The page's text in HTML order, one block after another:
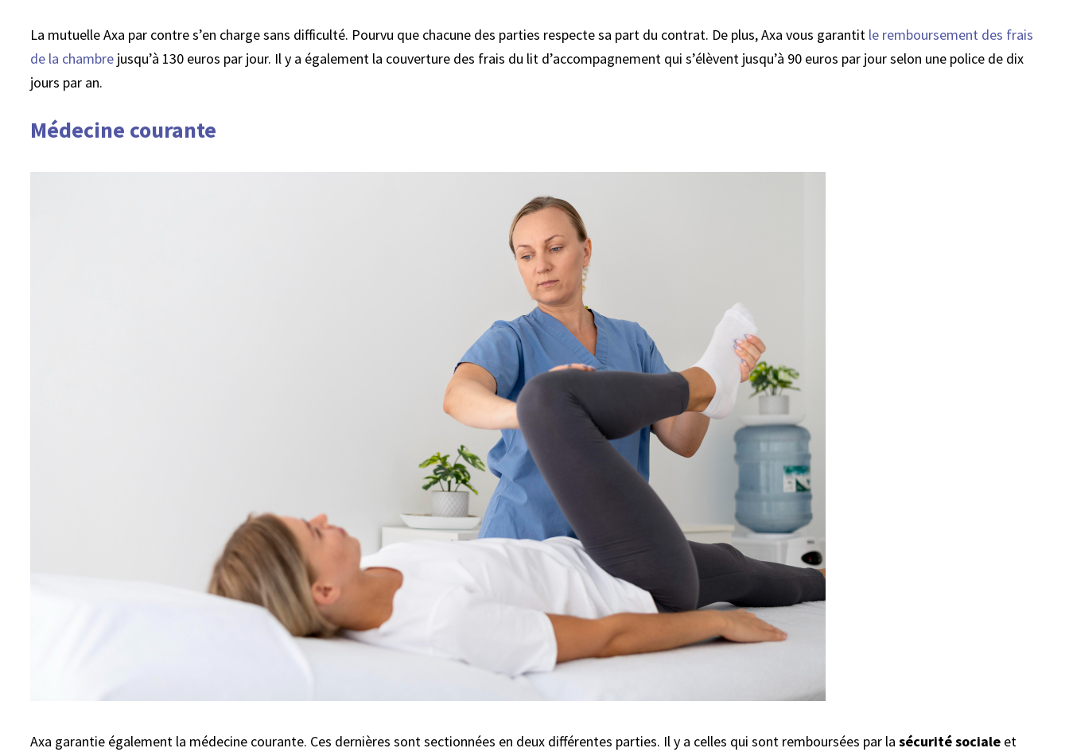
La mutuelle Axa par contre s’en charge sans difficulté. Pourvu que chacune des parties respecte sa part du contrat. De plus, Axa vous garantit le remboursement des frais
de la chambre jusqu’à 130 euros par jour. Il y a également la couverture des frais du lit d’accompagnement qui s’élèvent jusqu’à 90 euros par jour selon une police de dix
jours par an.
Médecine courante
Axa garantie également la médecine courante. Ces dernières sont sectionnées en deux différentes parties. Il y a celles qui sont remboursées par lasécuritésociale et